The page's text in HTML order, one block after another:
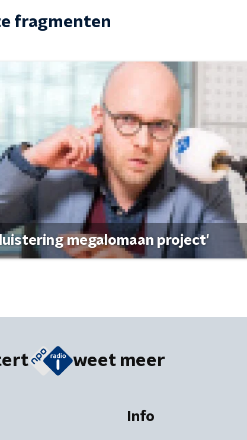
fragmenten
megalomaan project'
weet meer
Info